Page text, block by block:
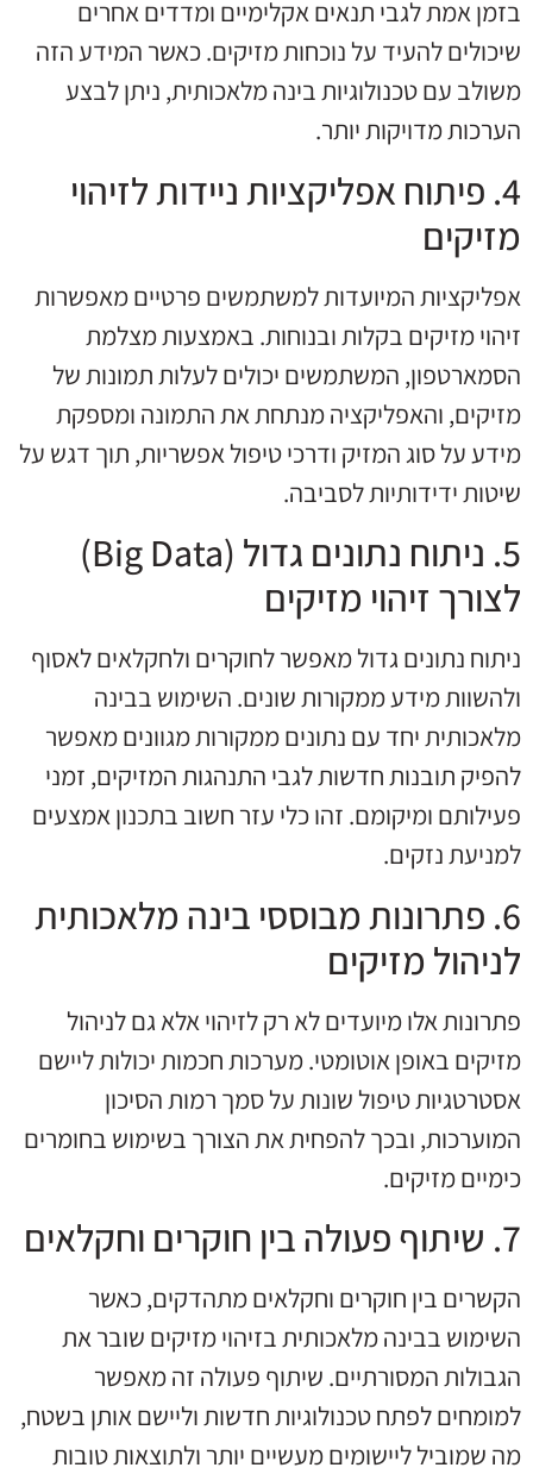
בזמן אמת לגבי תנאים אקלימיים ומדדים אחרים
שיכולים להעיד על נוכחות מזיקים. כאשר המידע הזה
משולב עם טכנולוגיות בינה מלאכותית, ניתן לבצע
הערכות מדויקות יותר.
4. פיתוח אפליקציות ניידות לזיהוי
מזיקים
אפליקציות המיועדות למשתמשים פרטיים מאפשרות
זיהוי מזיקים בקלות ובנוחות. באמצעות מצלמת
הסמארטפון, המשתמשים יכולים לעלות תמונות של
מזיקים, והאפליקציה מנתחת את התמונה ומספקת
מידע על סוג המזיק ודרכי טיפול אפשריות, תוך דגש על
שיטות ידידותיות לסביבה.
5. ניתוח נתונים גדול (Big Data)
לצורך זיהוי מזיקים
ניתוח נתונים גדול מאפשר לחוקרים ולחקלאים לאסוף
ולהשוות מידע ממקורות שונים. השימוש בבינה
מלאכותית יחד עם נתונים ממקורות מגוונים מאפשר
להפיק תובנות חדשות לגבי התנהגות המזיקים, זמני
פעילותם ומיקומם. זהו כלי עזר חשוב בתכנון אמצעים
למניעת נזקים.
6. פתרונות מבוססי בינה מלאכותית
לניהול מזיקים
פתרונות אלו מיועדים לא רק לזיהוי אלא גם לניהול
מזיקים באופן אוטומטי. מערכות חכמות יכולות ליישם
אסטרטגיות טיפול שונות על סמך רמות הסיכון
המוערכות, ובכך להפחית את הצורך בשימוש בחומרים
כימיים מזיקים.
7. שיתוף פעולה בין חוקרים וחקלאים
הקשרים בין חוקרים וחקלאים מתהדקים, כאשר
השימוש בבינה מלאכותית בזיהוי מזיקים שובר את
הגבולות המסורתיים. שיתוף פעולה זה מאפשר
למומחים לפתח טכנולוגיות חדשות וליישם אותן בשטח,
מה שמוביל ליישומים מעשיים יותר ולתוצאות טובות